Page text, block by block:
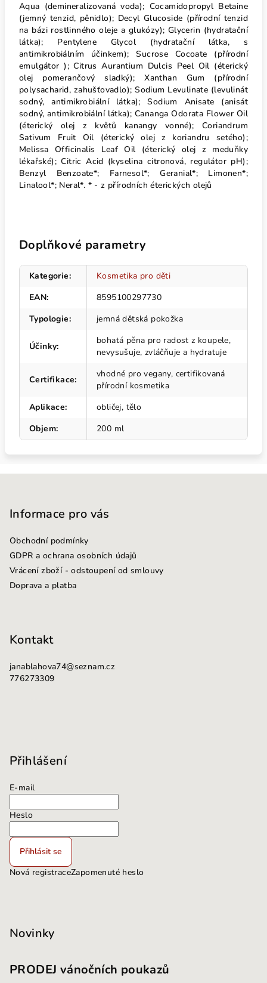
Aqua (demineralizovaná voda); Cocamidopropyl Betaine
(jemný tenzid, pěnidlo); Decyl Glucoside (přírodní tenzid
na bázi rostlinného oleje a glukózy); Glycerin (hydratační
látka); Pentylene Glycol (hydratační látka, s
antimikrobiálním účinkem); Sucrose Cocoate (přírodní
emulgátor ); Citrus Aurantium Dulcis Peel Oil (éterický
olej pomerančový sladký); Xanthan Gum (přírodní
polysacharid, zahušťovadlo); Sodium Levulinate (levulinát
sodný, antimikrobiální látka); Sodium Anisate (anisát
sodný, antimikrobiální látka); Cananga Odorata Flower Oil
(éterický olej z květů kanangy vonné); Coriandrum
Sativum Fruit Oil (éterický olej z koriandru setého);
Melissa Officinalis Leaf Oil (éterický olej z meduňky
lékařské); Citric Acid (kyselina citronová, regulátor pH);
Benzyl Benzoate*; Farnesol*; Geranial*; Limonen*;
Linalool*; Neral*. * - z přírodních éterických olejů
Doplňkové parametry
Kategorie:
Kosmetika pro děti
EAN:
8595100297730
Typologie: jemná dětská pokožka
Účinky:
bohatá pěna pro radost z koupele,
nevysušuje, zvláčňuje a hydratuje
Certifikace:
vhodné pro vegany, certifikovaná
přírodní kosmetika
Aplikace:
obličej, tělo
Objem: 200 ml
Informace pro vás
Obchodní podmínky
GDPR a ochrana osobních údajů
Vrácení zboží - odstoupení od smlouvy
Doprava a platba
Kontakt
janablahova74@seznam.cz
776273309
Přihlášení
E-mail
Heslo
Přihlásit se
Nová registraceZapomenuté heslo
Novinky
PRODEJ vánočních poukazů